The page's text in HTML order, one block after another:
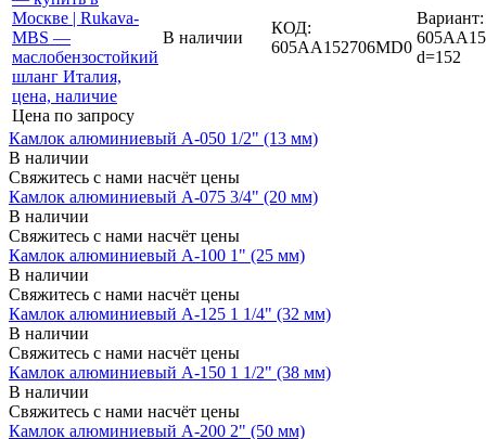
Цена по запросу
В наличии
КОД:
605AA152706MD0
Вариант:
d=152
Камлок алюминиевый A-050 1/2" (13 мм)
В наличии
Свяжитесь с нами насчёт цены
Камлок алюминиевый A-075 3/4" (20 мм)
В наличии
Свяжитесь с нами насчёт цены
Камлок алюминиевый A-100 1" (25 мм)
В наличии
Свяжитесь с нами насчёт цены
Камлок алюминиевый A-125 1 1/4" (32 мм)
В наличии
Свяжитесь с нами насчёт цены
Камлок алюминиевый A-150 1 1/2" (38 мм)
В наличии
Свяжитесь с нами насчёт цены
Камлок алюминиевый A-200 2" (50 мм)